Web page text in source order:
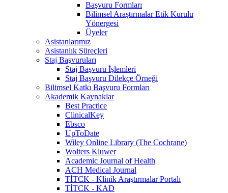
Başvuru Formları
Bilimsel Araştırmalar Etik Kurulu
Yönergesi
Üyeler
Asistanlarımız
Asistanlık Süreçleri
Staj Başvuruları
Staj Başvuru İşlemleri
Staj Başvuru Dilekçe Örneği
Bilimsel Katkı Başvuru Formları
Akademik Kaynaklar
Best Practice
ClinicalKey
Ebsco
UpToDate
Wiley Online Library (The Cochrane)
Wolters Kluwer
Academic Journal of Health
ACH Medical Journal
TİTCK - Klinik Araştırmalar Portalı
TİTCK - KAD